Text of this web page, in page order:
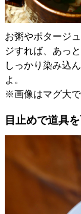
お粥やポタージ
ジすれば、あっ
しっかり染み込
よ。
※画像はマグ大で
目止めで道具